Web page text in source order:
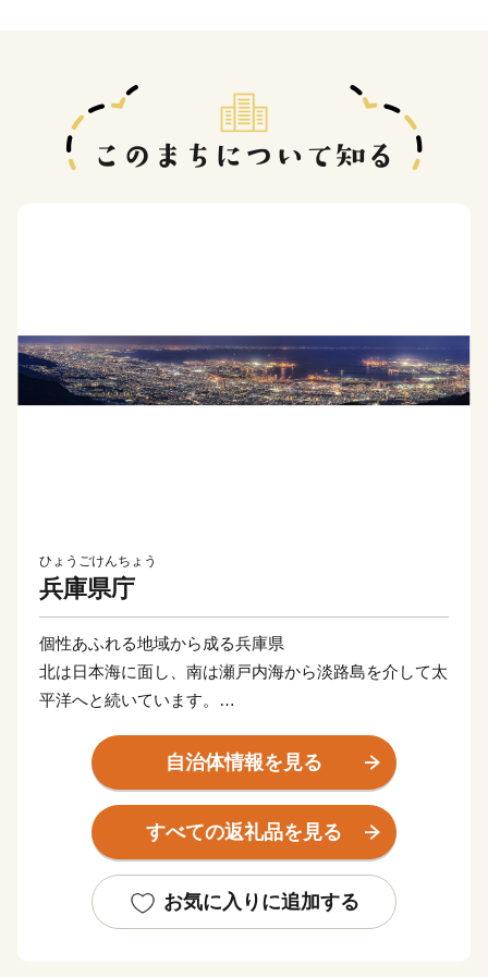
ひょうごけんちょう
兵庫県庁
個性あふれる地域から成る兵庫県
北は日本海に面し、南は瀬戸内海から淡路島を介して太
平洋へと続いています。
域で構成されており、多様な気候と風土を通して、海水
浴やスキー、温泉などの多彩なレジャーが楽しめること
から、「日本の縮図」といわれています。特に、歴史や
風土、産業などの違いから、摂津（神戸・阪神）、播
ことができます。
自治体情報を見る
すべての返礼品を見る
お気に入りに追加する